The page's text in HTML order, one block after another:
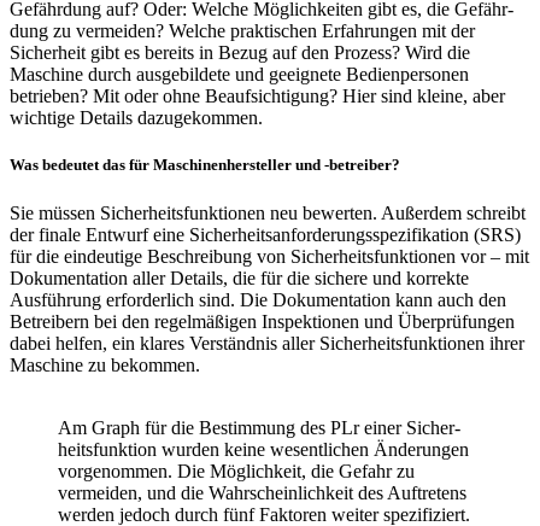
Gefähr­dung auf? Oder: Welche Möglich­keiten gibt es, die Gefähr­
dung zu vermeiden? Welche prak­ti­schen Erfah­rungen mit der
Sicher­heit gibt es bereits in Bezug auf den Prozess? Wird die
Maschine durch ausge­bil­dete und geeig­nete Bedien­per­sonen
betrieben? Mit oder ohne Beauf­sich­ti­gung? Hier sind kleine, aber
wich­tige Details dazu­ge­kommen.
Was bedeutet das für Maschi­nen­her­steller und ‑betreiber?
Sie müssen Sicher­heits­funk­tionen neu bewerten. Außerdem schreibt
der finale Entwurf eine Sicher­heits­an­for­de­rungs­spe­zi­fi­ka­tion (SRS)
für die eindeu­tige Beschrei­bung von Sicher­heits­funk­tionen vor – mit
Doku­men­ta­tion aller Details, die für die sichere und korrekte
Ausfüh­rung erfor­der­lich sind. Die Doku­men­ta­tion kann auch den
Betrei­bern bei den regel­mä­ßigen Inspek­tionen und Über­prü­fungen
dabei helfen, ein klares Verständnis aller Sicher­heits­funk­tionen ihrer
Maschine zu bekommen.
Am Graph für die Bestim­mung des PLr einer Sicher­
heits­funk­tion wurden keine wesent­li­chen Ände­rungen
vorge­nommen. Die Möglich­keit, die Gefahr zu
vermeiden, und die Wahr­schein­lich­keit des Auftre­tens
werden jedoch durch fünf Faktoren weiter spezi­fi­ziert.